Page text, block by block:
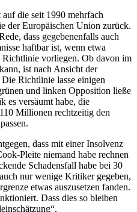
die seit 1990 mehrfach
der Europäischen Union zurück.
dass gegebenenfalls auch
haftbar ist, wenn etwa
Richtlinie vorliegen. Ob davon im
ist nach Ansicht der
Richtlinie lasse einigen
und linken Opposition ließe
es versäumt habe, die
Millionen rechtzeitig den
dass mit einer Insolvenz
Pleite niemand habe rechnen
Schadensfall habe bei 30
nur wenige Kritiker gegeben,
etwas auszusetzen fanden.
Dass dies so bleiben